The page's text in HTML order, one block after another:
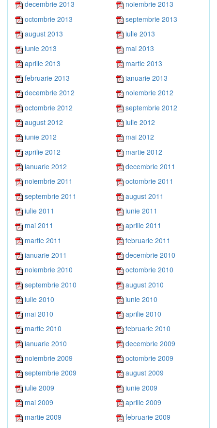
decembrie 2013
noiembrie 2013
octombrie 2013
septembrie 2013
august 2013
iulie 2013
iunie 2013
mai 2013
aprilie 2013
martie 2013
februarie 2013
ianuarie 2013
decembrie 2012
noiembrie 2012
octombrie 2012
septembrie 2012
august 2012
iulie 2012
iunie 2012
mai 2012
aprilie 2012
martie 2012
ianuarie 2012
decembrie 2011
noiembrie 2011
octombrie 2011
septembrie 2011
august 2011
iulie 2011
iunie 2011
mai 2011
aprilie 2011
martie 2011
februarie 2011
ianuarie 2011
decembrie 2010
noiembrie 2010
octombrie 2010
septembrie 2010
august 2010
iulie 2010
iunie 2010
mai 2010
aprilie 2010
martie 2010
februarie 2010
ianuarie 2010
decembrie 2009
noiembrie 2009
octombrie 2009
septembrie 2009
august 2009
iulie 2009
iunie 2009
mai 2009
aprilie 2009
martie 2009
februarie 2009